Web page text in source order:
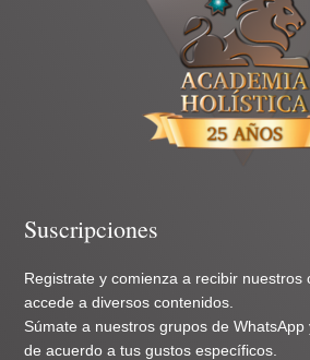
Suscripciones
Registrate y comienza a recibir nuestros
accede a diversos contenidos.
Súmate a nuestros grupos de
de acuerdo a tus gustos específicos.